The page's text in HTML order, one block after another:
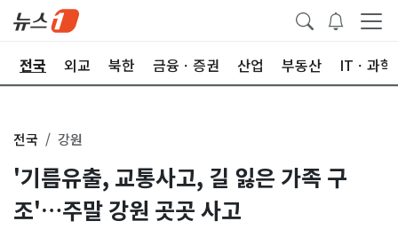
전국 외교 북한 금융ㆍ증권 산업 부동산 ITㆍ과학
전국 강원
'기름유출, 교통사고, 길 잃은 가족 구
조'…주말 강원 곳곳 사고